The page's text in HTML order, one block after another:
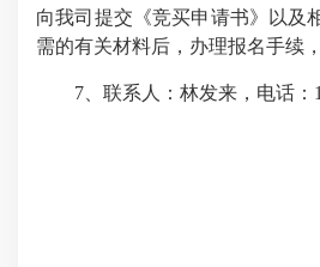
向我司提交《竞买申请书》以及
需的有关材料后，办理报名手续
7、联系人：林发来，电话：